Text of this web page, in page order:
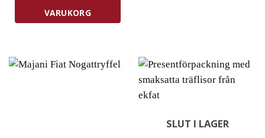
VARUKORG
SLUT I LAGER